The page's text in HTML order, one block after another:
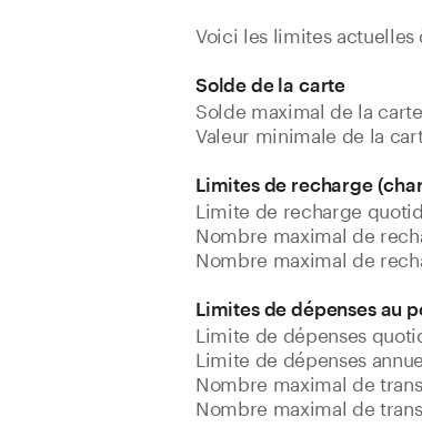
Voici les limites actuelles
Solde de la carte
Solde maximal de la
Valeur minimale de la
Limites de recharge
Limite de recharge
Nombre maximal de
Nombre maximal de
Limites de dépenses au
Limite de dépenses
Limite de dépenses
Nombre maximal de
Nombre maximal de